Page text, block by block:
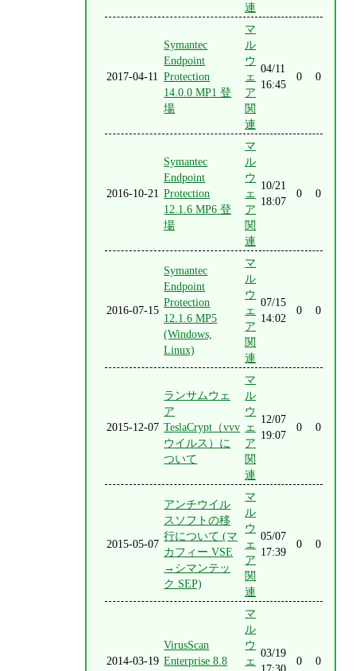
連
2017-04-11
Symantec
Endpoint
Protection
14.0.0 MP1 登
場
マ
ル
ウ
ェ
ア
関
連
04/11
16:45
0 0
2016-10-21
Symantec
Endpoint
Protection
12.1.6 MP6 登
場
マ
ル
ウ
ェ
ア
関
連
10/21
18:07
0 0
2016-07-15
Symantec
Endpoint
Protection
12.1.6 MP5
(Windows,
Linux)
マ
ル
ウ
ェ
ア
関
連
07/15
14:02
0 0
2015-12-07
ランサムウェ
ア
TeslaCrypt（vvv
ウイルス）に
ついて
マ
ル
ウ
ェ
ア
関
連
12/07
19:07
0 0
2015-05-07
アンチウイル
スソフトの移
行について (マ
カフィー VSE
→シマンテッ
ク SEP)
マ
ル
ウ
ェ
ア
関
連
05/07
17:39
0 0
2014-03-19
VirusScan
Enterprise 8.8
マ
ル
ウ
ェ
03/19
0 0